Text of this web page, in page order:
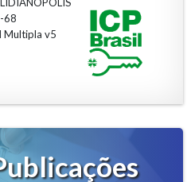
68
Multipla v5